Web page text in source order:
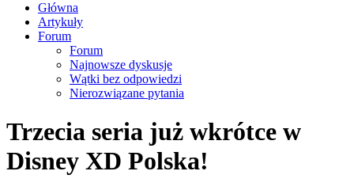
Główna
Artykuły
Forum
Forum
Najnowsze dyskusje
Wątki bez odpowiedzi
Nierozwiązane pytania
Trzecia seria już wkrótce w
Disney XD Polska!